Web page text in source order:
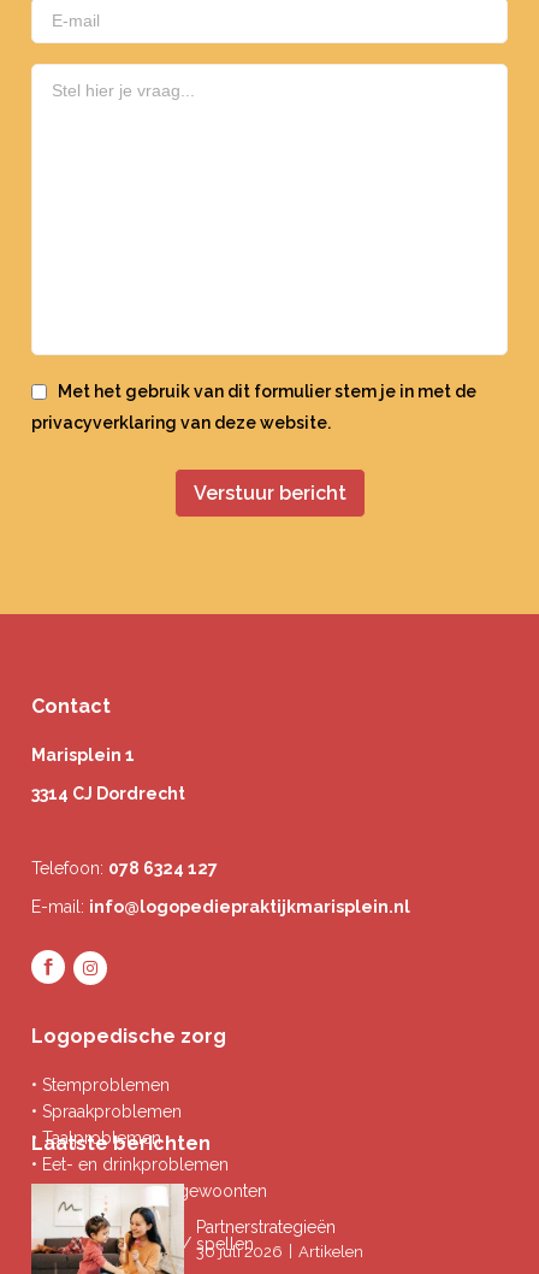
Met het gebruik van dit formulier stem je in met de
privacyverklaring van deze website.
Contact
Marisplein 1
3314 CJ Dordrecht
Telefoon: 078 6324 127
E-mail: info@logopediepraktijkmarisplein.nl
Logopedische zorg
• Stemproblemen
• Spraakproblemen
• Taalproblemen
• Eet- en drinkproblemen
• Afwijkende mondgewoonten
• Ademproblemen
• Problemen lezen / spellen
Laatste berichten
Partnerstrategieën
30 juli 2026 | Artikelen